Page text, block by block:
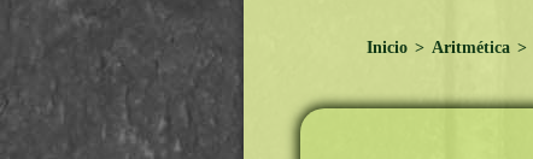
Inicio > Aritmética >